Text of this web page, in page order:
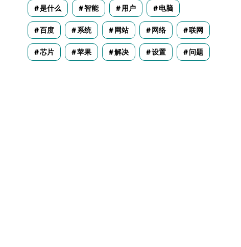
是什么 智能 用户 电脑
百度 系统 网站 网络 联网
芯片 苹果 解决 设置 问题